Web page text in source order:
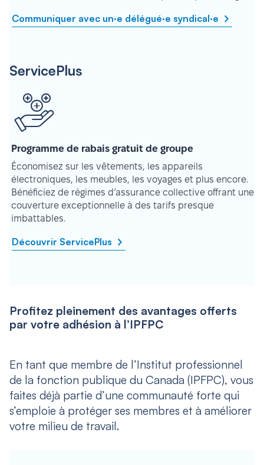
Communiquer avec un·e délégué·e syndical·e
ServicePlus
Programme de rabais gratuit de groupe
Économisez sur les vêtements, les appareils
électroniques, les meubles, les voyages et plus encore.
Bénéficiez de régimes d’assurance collective offrant une
couverture exceptionnelle à des tarifs presque
imbattables.
Découvrir ServicePlus
Profitez pleinement des avantages offerts
par votre adhésion à l’IPFPC
En tant que membre de l’Institut professionnel
de la fonction publique du Canada (IPFPC), vous
faites déjà partie d’une communauté forte qui
s’emploie à protéger ses membres et à améliorer
votre milieu de travail.